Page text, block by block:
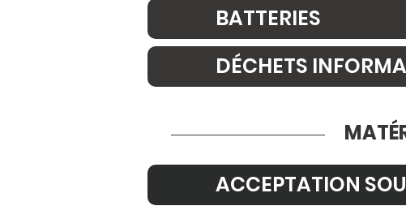
BATTERIES
DÉCHETS
ACCEPTATION